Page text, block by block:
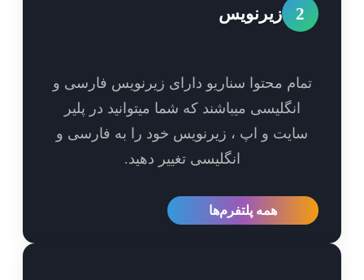
زیرنویس
محتوا سناریو دارای زیرنویس فارسی و
انگلیسی میباشند که شما میتوانید در پلیر
و اپ ، زیرنویس خود را به فارسی و
انگلیسی تغییر دهید.
همه پلتفرم‌ها